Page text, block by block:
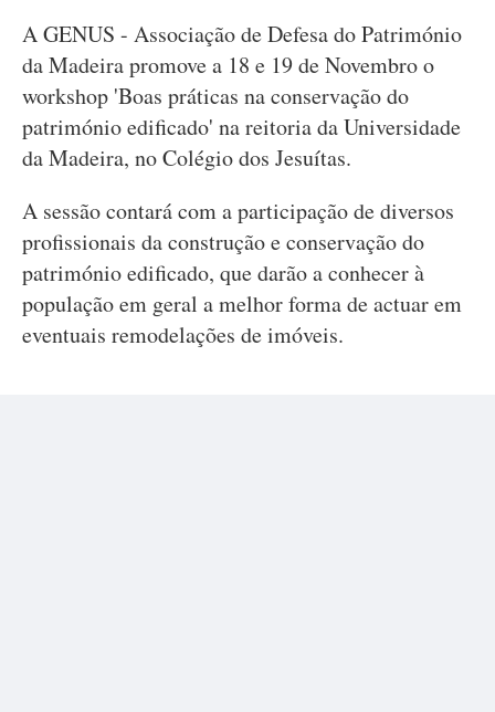
A GENUS - Associação de Defesa do Património
da Madeira promove a 18 e 19 de Novembro o
workshop 'Boas práticas na conservação do
património edificado' na reitoria da Universidade
da Madeira, no Colégio dos Jesuítas.
A sessão contará com a participação de diversos
profissionais da construção e conservação do
património edificado, que darão a conhecer à
população em geral a melhor forma de actuar em
eventuais remodelações de imóveis.